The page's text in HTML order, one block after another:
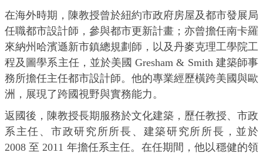
在海外時期，陳教授曾於紐約市政府房屋及都市發展局
任職都市設計師，參與都市更新計畫；亦曾擔任南卡羅
來納州哈濱遜新市鎮總規劃師，以及丹麥克理工學院工
程及圖學系主任，並於美國 Gresham & Smith 建築師事
務所擔任主任都市設計師。他的專業經歷橫跨美國與歐
洲，展現了跨國視野與實務能力。
返國後，陳教授長期服務於文化建築，歷任教授、市政
系主任、市政研究所所長、建築研究所所長，並於
2008 至 2011 年擔任系主任。在任期間，他以穩健的領